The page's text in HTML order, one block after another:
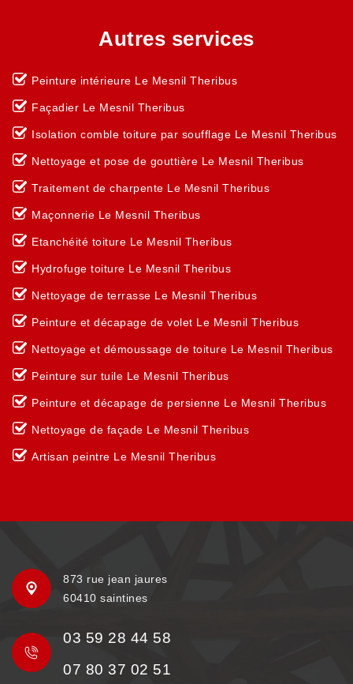
Autres services
Peinture intérieure Le Mesnil Theribus
Façadier Le Mesnil Theribus
Isolation comble toiture par soufflage Le Mesnil Theribus
Nettoyage et pose de gouttière Le Mesnil Theribus
Traitement de charpente Le Mesnil Theribus
Maçonnerie Le Mesnil Theribus
Etanchéité toiture Le Mesnil Theribus
Hydrofuge toiture Le Mesnil Theribus
Nettoyage de terrasse Le Mesnil Theribus
Peinture et décapage de volet Le Mesnil Theribus
Nettoyage et démoussage de toiture Le Mesnil Theribus
Peinture sur tuile Le Mesnil Theribus
Peinture et décapage de persienne Le Mesnil Theribus
Nettoyage de façade Le Mesnil Theribus
Artisan peintre Le Mesnil Theribus
873 rue jean jaures
60410 saintines
03 59 28 44 58
07 80 37 02 51